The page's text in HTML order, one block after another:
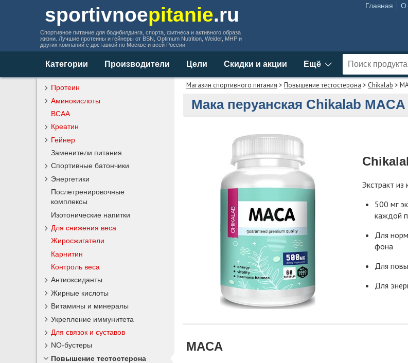
sportivnoepitanie.ru
Спортивное питание для бодибилдинга, спорта, фитнеса и активного образа
жизни. Лучшие протеины и гейнеры от BSN, Optimum Nutrition, Weider, MHP и
других компаний с доставкой по Москве и всей России.
Главная О
Категории Производители Цели Скидки и акции Ещё
Магазин спортивного питания > Повышение тестостерона > Chikalab >
Мака перуанская Chikalab MACA
Экстракт из
500 мг
каждой
Для
фона
Для
Для
MACA
Протеин
Аминокислоты
BCAA
Креатин
Гейнер
Заменители питания
Спортивные батончики
Энергетики
Послетренировочные
комплексы
Изотонические напитки
Для снижения веса
Жиросжигатели
Карнитин
Контроль веса
Антиоксиданты
Жирные кислоты
Витамины и минералы
Укрепление иммунитета
Для связок и суставов
NO-бустеры
Повышение тестостерона